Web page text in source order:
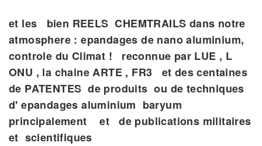
et les bien REELS CHEMTRAILS dans notre
atmosphere : epandages de nano aluminium,
controle du Climat ! reconnue par LUE , L
ONU , la chaine ARTE , FR3 et des centaines
de PATENTES de produits ou de techniques
d' epandages aluminium baryum
principalement et de publications militaires
et scientifiques